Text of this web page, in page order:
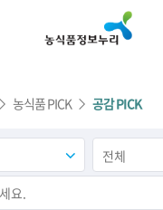
농식품 PICK 공감 PICK